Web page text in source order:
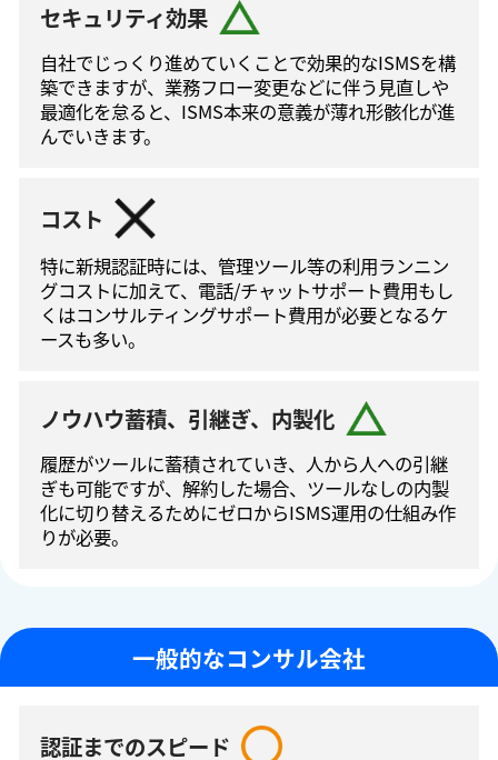
セキュリティ効果
自社でじっくり進めていくことで効果的なISMSを構
築できますが、業務フロー変更などに伴う⾒直しや
最適化を怠ると、ISMS本来の意義が薄れ形骸化が進
んでいきます。
コスト
特に新規認証時には、管理ツール等の利⽤ランニン
グコストに加えて、電話/チャットサポート費⽤もし
くはコンサルティングサポート費⽤が必要となるケ
ースも多い。
ノウハウ蓄積、引継ぎ、内製化
履歴がツールに蓄積されていき、人から人への引継
ぎも可能ですが、解約した場合、ツールなしの内製
化に切り替えるためにゼロからISMS運⽤の仕組み作
りが必要。
一般的なコンサル会社
認証までのスピード